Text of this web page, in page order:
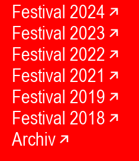
Festival 2024
Festival 2023
Festival 2022
Festival 2021
Festival 2019
Festival 2018
Archiv